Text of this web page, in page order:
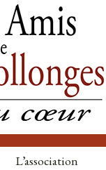
L’association